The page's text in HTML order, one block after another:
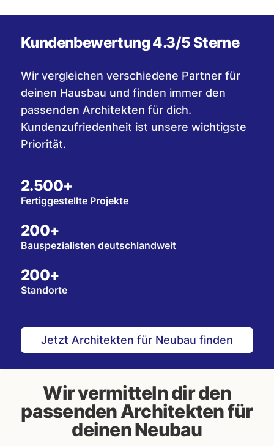
Kundenbewertung 4.3/5 Sterne
Wir vergleichen verschiedene Partner für
deinen Hausbau und finden immer den
passenden Architekten für dich.
Kundenzufriedenheit ist unsere wichtigste
Priorität.
2.500+
Fertiggestellte Projekte
200+
Bauspezialisten deutschlandweit
200+
Standorte
Jetzt Architekten für Neubau finden
Wir vermitteln dir den
passenden Architekten für
deinen Neubau